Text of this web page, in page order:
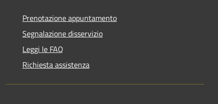
Prenotazione appuntamento
Segnalazione disservizio
Leggi le FAQ
Richiesta assistenza